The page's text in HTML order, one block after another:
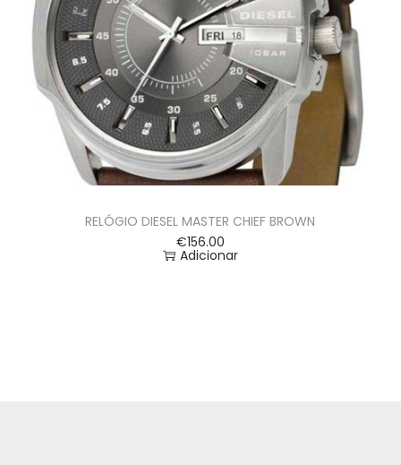
RELÓGIO DIESEL MASTER CHIEF BROWN
€156.00
Adicionar